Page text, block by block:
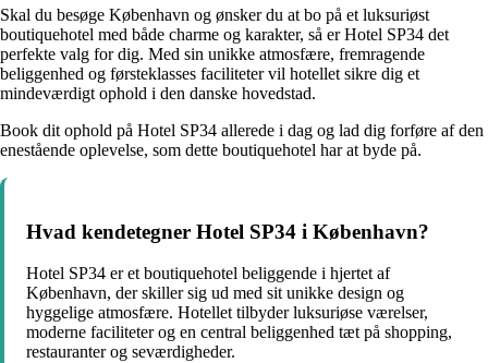
Skal du besøge København og ønsker du at bo på et luksuriøst
boutiquehotel med både charme og karakter, så er Hotel SP34 det
perfekte valg for dig. Med sin unikke atmosfære, fremragende
beliggenhed og førsteklasses faciliteter vil hotellet sikre dig et
mindeværdigt ophold i den danske hovedstad.
Book dit ophold på Hotel SP34 allerede i dag og lad dig forføre af den
enestående oplevelse, som dette boutiquehotel har at byde på.
Hvad kendetegner Hotel SP34 i København?
Hotel SP34 er et boutiquehotel beliggende i hjertet af
København, der skiller sig ud med sit unikke design og
hyggelige atmosfære. Hotellet tilbyder luksuriøse værelser,
moderne faciliteter og en central beliggenhed tæt på shopping,
restauranter og seværdigheder.